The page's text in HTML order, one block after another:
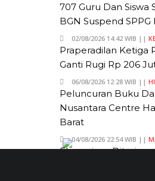
707 Guru Dan Siswa
BGN Suspend SPPG
02/08/2026 14:42 WIB ||
Praperadilan Ketiga
Ganti Rugi Rp 206
06/08/2026 12:28 WIB ||
Peluncuran Buku
Nusantara Centre
Barat
04/08/2026 22:54 WIB ||
Eksepsinya